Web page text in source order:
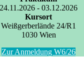
24.11.2026 - 03.12.2026
Kursort
Weißgerberlände 24/R1
1030 Wien
Zur Anmeldung W6/26